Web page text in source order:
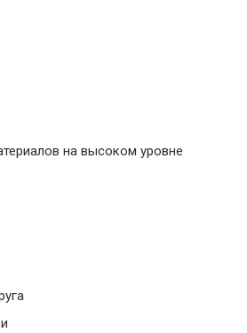
на высоком уровне